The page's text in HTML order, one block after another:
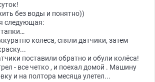
без воды и понятно))
следующая:
колеса, сняли датчики, затем
поставили обратно и обули колёса!
- все четко , и поехал домой . Машину
и на полтора месяца улетел...